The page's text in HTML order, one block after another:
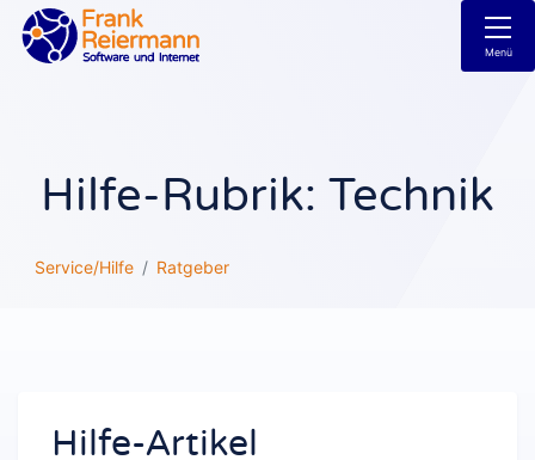
Menü
Hilfe-Rubrik: Technik
Service/Hilfe Ratgeber
Hilfe-Artikel